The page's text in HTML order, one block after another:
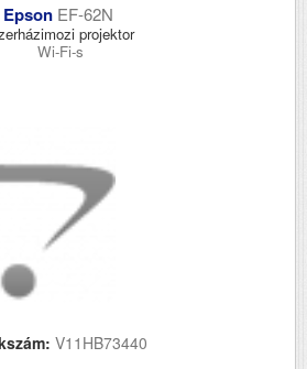
Epson EF-62N
projektor
Wi-Fi-s
V11HB73440